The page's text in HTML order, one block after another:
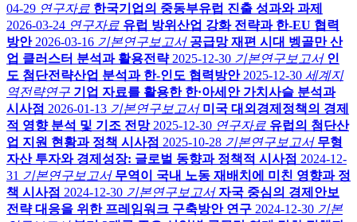
04-29 연구자료 한국기업의 중동부유럽 진출 성과와 과제
2026-03-24 연구자료 유럽 방위산업 강화 전략과 한-EU 협력
방안 2026-03-16 기본연구보고서 공급망 재편 시대 벵골만 산
업 클러스터 분석과 활용전략 2025-12-30 기본연구보고서 인
도 첨단전략산업 분석과 한-인도 협력방안 2025-12-30 세계지
역전략연구 기업 자료를 활용한 한·아세안 가치사슬 분석과
시사점 2026-01-13 기본연구보고서 미국 대외경제정책의 경제
적 영향 분석 및 기조 전망 2025-12-30 연구자료 유럽의 첨단산
업 지원 현황과 정책 시사점 2025-10-28 기본연구보고서 무형
자산 투자와 경제성장: 글로벌 동향과 정책적 시사점 2024-12-
31 기본연구보고서 무역이 국내 노동 재배치에 미친 영향과 정
책 시사점 2024-12-30 기본연구보고서 자국 중심의 경제안보
전략 대응을 위한 프레임워크 구축방안 연구 2024-12-30 기본